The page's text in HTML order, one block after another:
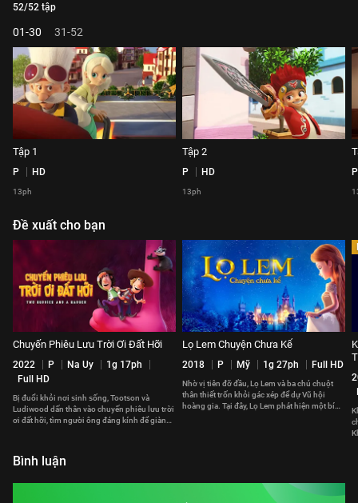
52/52 tập
01-30 31-52
Tập 1
P HD
13ph
Tập 2
P HD
13ph
P
Đề xuất cho bạn
Chuyến Phiêu Lưu Trời Ơi Đất Hỡi
2022 P Na Uy
1g 17ph
Full HD
Bị đuổi khỏi nơi sinh sống, Tootson và
Ludiwood dấn thân vào chuyến phiêu lưu trời
ơi đất hỡi, tìm người ông đáng kính để giành
Lọ Lem Chuyện Chưa Kể
2018 P Mỹ 1g 27ph Full HD
Nhờ vị tiên đỡ đầu, Lọ Lem và ba chú chuột
thân thiết trốn khỏi gác xép để dự Vũ hội
hoàng gia. Tại đây, Lọ Lem phát hiện một bí
Bình luận